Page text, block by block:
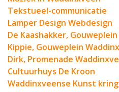
Tekstueel-communicatie
Lamper Design Webdesign
De Kaashakker,
Kippie, Gouweplein
Dirk, Promenade
Cultuurhuys De Kroon
Waddinxveense Kunst kring